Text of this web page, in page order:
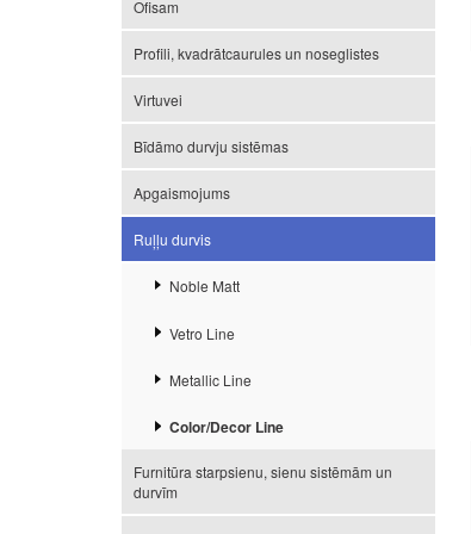
Ofisam
Profili, kvadrātcaurules un noseglistes
Virtuvei
Bīdāmo durvju sistēmas
Apgaismojums
Ruļļu durvis
Noble Matt
Vetro Line
Metallic Line
Color/Decor Line
Furnitūra starpsienu, sienu sistēmām un
durvīm